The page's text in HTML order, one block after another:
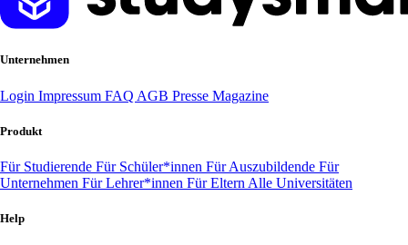
Unternehmen
Login Impressum FAQ AGB Presse Magazine
Produkt
Für Studierende Für Schüler*innen Für Auszubildende Für
Unternehmen Für Lehrer*innen Für Eltern Alle Universitäten
Help